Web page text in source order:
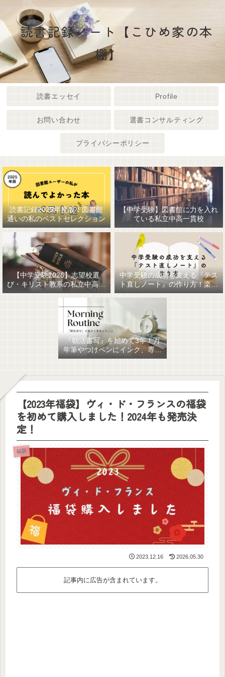
読書記録ノート【こひめ家の本
棚】
読書エッセイ Profile
お問い合わせ 選書コンサルティング
プライバシーポリシー
読書記録2025年度版！図書館
通いの私のベストセレクション
【中学受験】図書館に力を入れ
ている私立中高一貫校
【中学受験2026】志望校選
び・キリスト教系の私立中高一
貫女子校を調べてみました
中学受験の成功を支える『テス
ト直しノート』の作り方！楽に
作るための最強おすすめ文房具
『朝活書写』を始めて3年！万
年筆やつけペンにインク、専用
ノート、毎日が充実していま
【2023年福袋】ヴィ・ド・フランスの福袋
を初めて購入しました！2024年も発売決
定！
福袋
2023.12.16 2026.05.30
記事内に広告が含まれています。